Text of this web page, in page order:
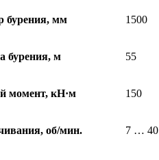
бурения, мм 1500
бурения, м 55
момент, кН·м 150
об/мин. 7 … 40